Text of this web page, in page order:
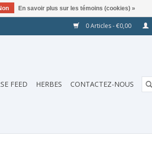
0 Articles - €0,00
FEED HERBES CONTACTEZ-NOUS
En savoir plus sur les témoins (cookies) »